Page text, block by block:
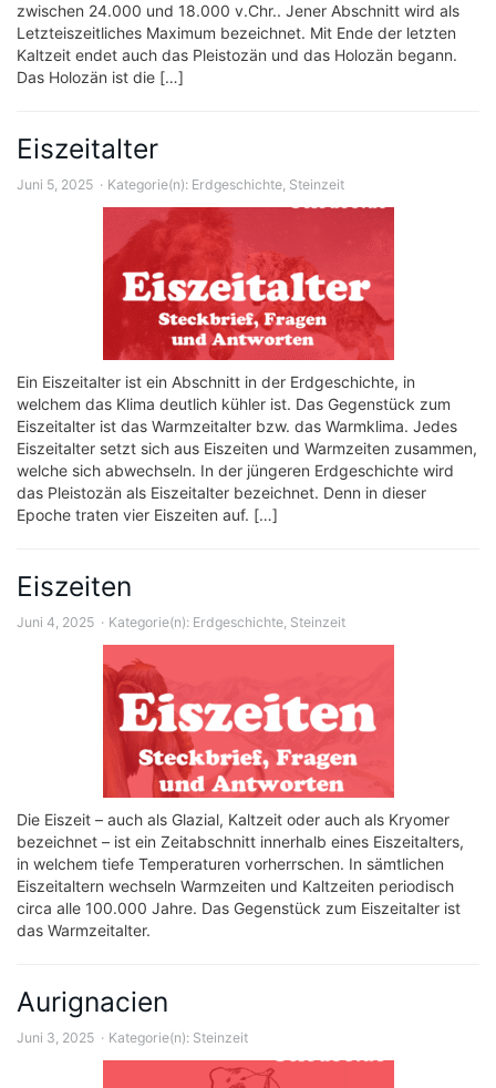
zwischen 24.000 und 18.000 v.Chr.. Jener Abschnitt wird als
Letzteiszeitliches Maximum bezeichnet. Mit Ende der letzten
Kaltzeit endet auch das Pleistozän und das Holozän begann.
Das Holozän ist die […]
Eiszeitalter
Juni 5, 2025 Kategorie(n): Erdgeschichte, Steinzeit
Ein Eiszeitalter ist ein Abschnitt in der Erdgeschichte, in
welchem das Klima deutlich kühler ist. Das Gegenstück zum
Eiszeitalter ist das Warmzeitalter bzw. das Warmklima. Jedes
Eiszeitalter setzt sich aus Eiszeiten und Warmzeiten zusammen,
welche sich abwechseln. In der jüngeren Erdgeschichte wird
das Pleistozän als Eiszeitalter bezeichnet. Denn in dieser
Epoche traten vier Eiszeiten auf. […]
Eiszeiten
Juni 4, 2025 Kategorie(n): Erdgeschichte, Steinzeit
Die Eiszeit – auch als Glazial, Kaltzeit oder auch als Kryomer
bezeichnet – ist ein Zeitabschnitt innerhalb eines Eiszeitalters,
in welchem tiefe Temperaturen vorherrschen. In sämtlichen
Eiszeitaltern wechseln Warmzeiten und Kaltzeiten periodisch
circa alle 100.000 Jahre. Das Gegenstück zum Eiszeitalter ist
das Warmzeitalter.
Aurignacien
Juni 3, 2025 Kategorie(n): Steinzeit